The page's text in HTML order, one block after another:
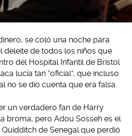
se coló una noche para
deleite de todos los niños que
del Hospital Infantil de Bristol
lucía tan “oficial”, que incluso
no se dio cuenta que era falsa.
un verdadero fan de Harry
broma, pero Adou Sosseh es el
de Senegal que perdió